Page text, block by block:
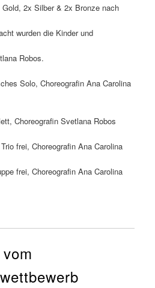
2x Silber & 2x Bronze nach
wurden die Kinder und
Robos.
Solo, Choreografin Ana Carolina
Choreografin Svetlana Robos
frei, Choreografin Ana Carolina
frei, Choreografin Ana Carolina